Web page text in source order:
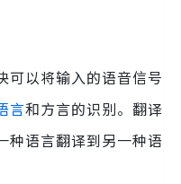
可以将输入的语音信号
言和方言的识别。翻译
种语言翻译到另一种语